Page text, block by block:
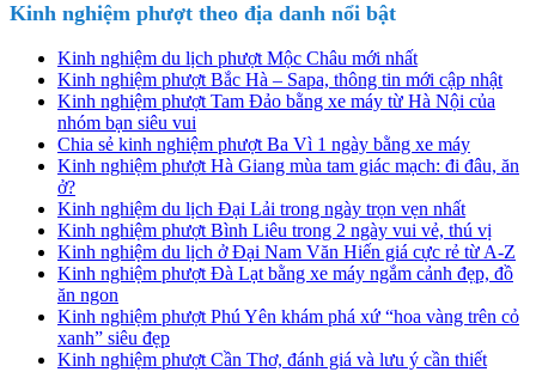
Kinh nghiệm phượt theo địa danh nổi bật
Kinh nghiệm du lịch phượt Mộc Châu mới nhất
Kinh nghiệm phượt Bắc Hà – Sapa, thông tin mới cập nhật
Kinh nghiệm phượt Tam Đảo bằng xe máy từ Hà Nội của
nhóm bạn siêu vui
Chia sẻ kinh nghiệm phượt Ba Vì 1 ngày bằng xe máy
Kinh nghiệm phượt Hà Giang mùa tam giác mạch: đi đâu, ăn
ở?
Kinh nghiệm du lịch Đại Lải trong ngày trọn vẹn nhất
Kinh nghiệm phượt Bình Liêu trong 2 ngày vui vẻ, thú vị
Kinh nghiệm du lịch ở Đại Nam Văn Hiến giá cực rẻ từ A-Z
Kinh nghiệm phượt Đà Lạt bằng xe máy ngắm cảnh đẹp, đồ
ăn ngon
Kinh nghiệm phượt Phú Yên khám phá xứ “hoa vàng trên cỏ
xanh” siêu đẹp
Kinh nghiệm phượt Cần Thơ, đánh giá và lưu ý cần thiết